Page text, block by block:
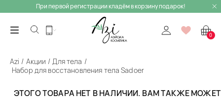
При первой регистрации кладём в корзину подарок!
0
ЭТОГО ТОВАРА НЕТ В НАЛИЧИИ. ВАМ ТАКЖЕ
Azi Акции
Для тела
Набор для восстановления тела Sadoer